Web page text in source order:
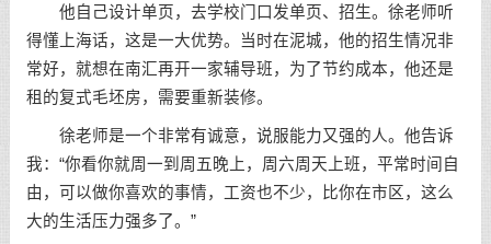
他自己设计单页，去学校门口发单页、招生。徐老师听
得懂上海话，这是一大优势。当时在泥城，他的招生情况非
常好，就想在南汇再开一家辅导班，为了节约成本，他还是
租的复式毛坯房，需要重新装修。
徐老师是一个非常有诚意，说服能力又强的人。他告诉
我：“你看你就周一到周五晚上，周六周天上班，平常时间自
由，可以做你喜欢的事情，工资也不少，比你在市区，这么
大的生活压力强多了。”